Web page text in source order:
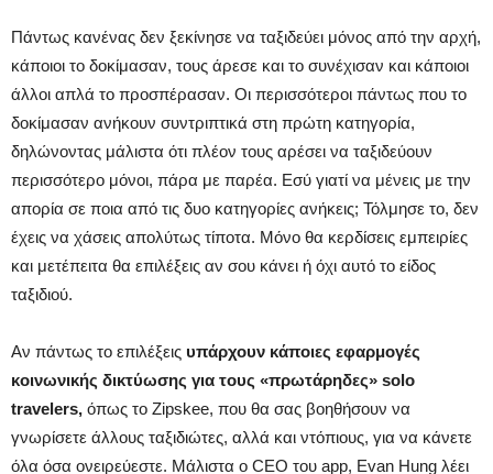
Πάντως κανένας δεν ξεκίνησε να ταξιδεύει μόνος από την αρχή,
κάποιοι το δοκίμασαν, τους άρεσε και το συνέχισαν και κάποιοι
άλλοι απλά το προσπέρασαν. Οι περισσότεροι πάντως που το
δοκίμασαν ανήκουν συντριπτικά στη πρώτη κατηγορία,
δηλώνοντας μάλιστα ότι πλέον τους αρέσει να ταξιδεύουν
περισσότερο μόνοι, πάρα με παρέα. Εσύ γιατί να μένεις με την
απορία σε ποια από τις δυο κατηγορίες ανήκεις; Τόλμησε το, δεν
έχεις να χάσεις απολύτως τίποτα. Μόνο θα κερδίσεις εμπειρίες
και μετέπειτα θα επιλέξεις αν σου κάνει ή όχι αυτό το είδος
ταξιδιού.
Αν πάντως το επιλέξεις υπάρχουν κάποιες εφαρμογές
κοινωνικής δικτύωσης για τους «πρωτάρηδες» solo
travelers, όπως το Zipskee, που θα σας βοηθήσουν να
γνωρίσετε άλλους ταξιδιώτες, αλλά και ντόπιους, για να κάνετε
όλα όσα ονειρεύεστε. Μάλιστα ο CEO του app, Evan Hung λέει